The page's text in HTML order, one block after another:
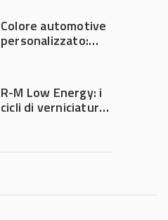
Colore automotive
personalizzato:
diventa ingegneria
di precisione
R-M Low Energy: i
cicli di verniciatura
tempi e costi in